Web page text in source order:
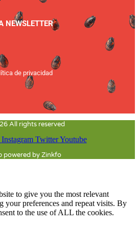
NEWSLETTER
de privacidad
All rights reserved
Instagram Twitter Youtube
powered by Zinkfo
to give you the most relevant
your preferences and repeat visits. By
to the use of ALL the cookies.